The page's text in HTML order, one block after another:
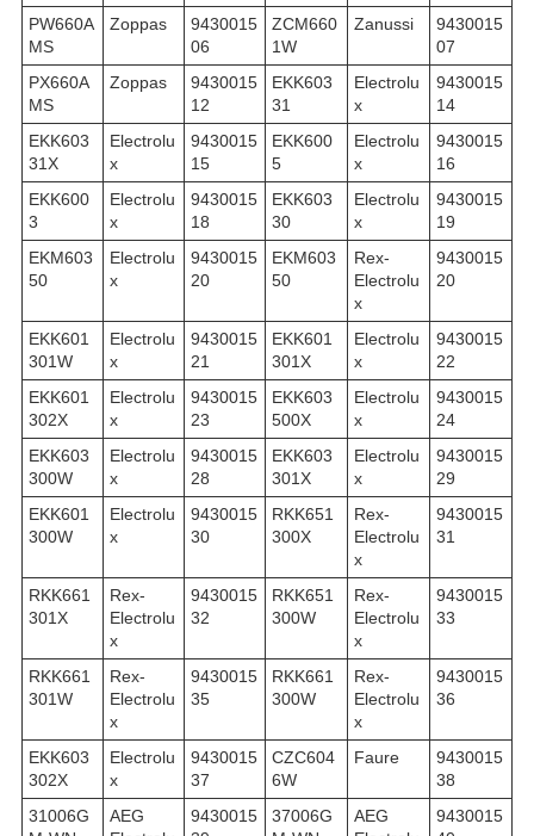
PW660A
MS
Zoppas
9430015
06
ZCM660
1W
Zanussi
9430015
07
PX660A
MS
Zoppas
9430015
12
EKK603
31
Electrolu
x
9430015
14
EKK603
31X
Electrolu
x
9430015
15
EKK600
5
Electrolu
x
9430015
16
EKK600
3
Electrolu
x
9430015
18
EKK603
30
Electrolu
x
9430015
19
EKM603
50
Electrolu
x
9430015
20
EKM603
50
Rex-
Electrolu
x
9430015
20
EKK601
301W
Electrolu
x
9430015
21
EKK601
301X
Electrolu
x
9430015
22
EKK601
302X
Electrolu
x
9430015
23
EKK603
500X
Electrolu
x
9430015
24
EKK603
300W
Electrolu
x
9430015
28
EKK603
301X
Electrolu
x
9430015
29
EKK601
300W
Electrolu
x
9430015
30
RKK651
300X
Rex-
Electrolu
x
9430015
31
RKK661
301X
Rex-
Electrolu
x
9430015
32
RKK651
300W
Rex-
Electrolu
x
9430015
33
RKK661
301W
Rex-
Electrolu
x
9430015
35
RKK661
300W
Rex-
Electrolu
x
9430015
36
EKK603
302X
Electrolu
x
9430015
37
CZC604
6W
Faure
9430015
38
31006G
AEG
9430015
37006G
AEG
9430015